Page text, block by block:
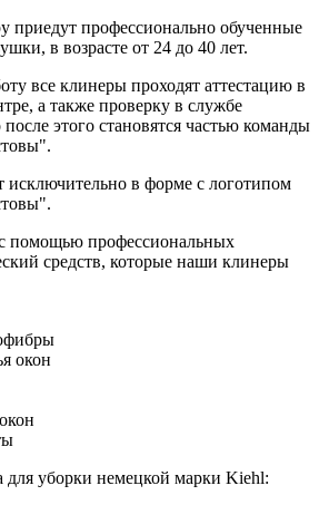
приедут профессионально обученные
в возрасте от 24 до 40 лет.
все клинеры проходят аттестацию в
а также проверку в службе
после этого становятся частью команды
исключительно в форме с логотипом
помощью профессиональных
средств, которые наши клинеры
окон
для уборки немецкой марки Kiehl: